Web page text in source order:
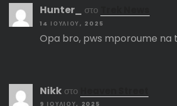
Hunter_ στο
14 ΙΟΥΛΊΟΥ, 2025
Opa bro, pws mporoume na
Nikk στο
9 ΙΟΥΛΊΟΥ, 2025